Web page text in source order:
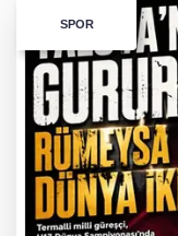
SPOR